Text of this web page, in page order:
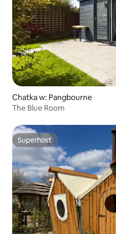
Chatka w: Pangbourne
The Blue Room
Superhost
Superhost